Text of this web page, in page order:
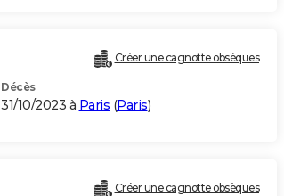
Créer une cagnotte obsèques
Décès
31/10/2023 à Paris (Paris)
Créer une cagnotte obsèques